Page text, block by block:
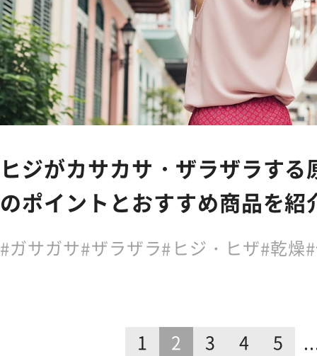
ヒジがカサカサ・ザラザラす
のポイントとおすすめ商品を紹
ガサガサ ザラザラ ヒジ・ヒザ 乾燥
1 2 3 4 5